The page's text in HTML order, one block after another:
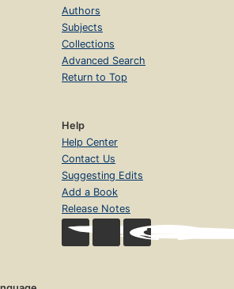
Authors
Subjects
Collections
Advanced Search
Return to Top
Help
Help Center
Contact Us
Suggesting Edits
Add a Book
Release Notes